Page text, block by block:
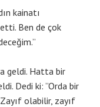
kainatı
Ben de çok
geldi. Hatta bir
Dedi ki: ”Orda bir
olabilir, zayıf